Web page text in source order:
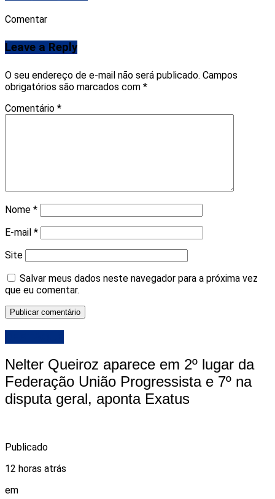
Comentar
Leave a Reply
O seu endereço de e-mail não será publicado. Campos
obrigatórios são marcados com *
Comentário *
Nome *
E-mail *
Site
Salvar meus dados neste navegador para a próxima vez
que eu comentar.
Nelter Queiroz aparece em 2º lugar da
Federação União Progressista e 7º na
disputa geral, aponta Exatus
Publicado
12 horas atrás
em